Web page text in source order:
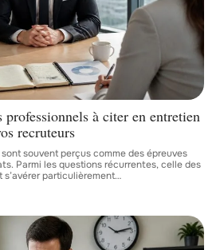
à citer en entretien
recruteurs
souvent perçus comme des épreuves
Parmi les questions récurrentes, celle des
particulièrement…